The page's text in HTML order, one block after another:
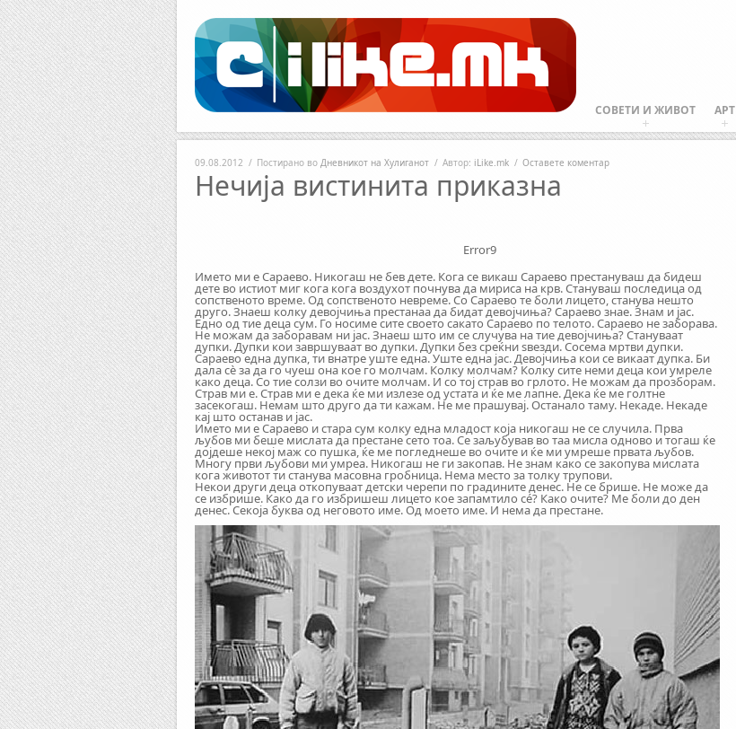
Facebook
RSS
СОВЕТИ И ЖИВОТ АРТ
09.08.2012 / Постирано во Дневникот на Хулиганот / Автор: iLike.mk / Оставете коментар
Нечија вистинита приказна
Error9
Името ми е Сараево. Никогаш не бев дете. Кога се викаш Сараево престануваш да бидеш
дете во истиот миг кога кога воздухот почнува да мириса на крв. Стануваш последица од
сопственото време. Од сопственото невреме. Со Сараево те боли лицето, станува нешто
друго. Знаеш колку девојчиња престанаа да бидат девојчиња? Сараево знае. Знам и јас.
Едно од тие деца сум. Го носиме сите своето сакато Сараево по телото. Сараево не заборава.
Не можам да заборавам ни јас. Знаеш што им се случува на тие девојчиња? Стануваат
дупки. Дупки кои завршуваат во дупки. Дупки без среќни ѕвезди. Сосема мртви дупки.
Сараево една дупка, ти внатре уште една. Уште една јас. Девојчиња кои се викаат дупка. Би
дала сè за да го чуеш она кое го молчам. Колку молчам? Колку сите неми деца кои умреле
како деца. Со тие солзи во очите молчам. И со тој страв во грлото. Не можам да прозборам.
Страв ми е. Страв ми е дека ќе ми излезе од устата и ќе ме лапне. Дека ќе ме голтне
засекогаш. Немам што друго да ти кажам. Не ме прашувај. Останало таму. Некаде. Некаде
кај што останав и јас.
Името ми е Сараево и стара сум колку една младост која никогаш не се случила. Прва
љубов ми беше мислата да престане сето тоа. Се заљубував во таа мисла одново и тогаш ќе
дојдеше некој маж со пушка, ќе ме погледнеше во очите и ќе ми умреше првата љубов.
Многу први љубови ми умреа. Никогаш не ги закопав. Не знам како се закопува мислата
кога животот ти станува масовна гробница. Нема место за толку трупови.
Некои други деца откопуваат детски черепи по градините денес. Не се брише. Не може да
се избрише. Како да го избришеш лицето кое запамтило сé? Како очите? Ме боли до ден
денес. Секоја буква од неговото име. Од моето име. И нема да престане.